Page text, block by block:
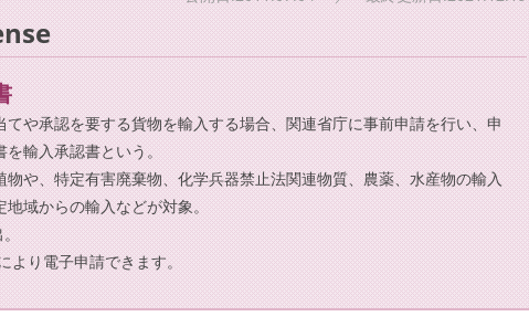
や承認を要する貨物を輸入する場合、関連省庁に事前申請を行い、申
輸入承認書という。
や、特定有害廃棄物、化学兵器禁止法関連物質、農薬、水産物の輸入
域からの輸入などが対象。
より電子申請できます。